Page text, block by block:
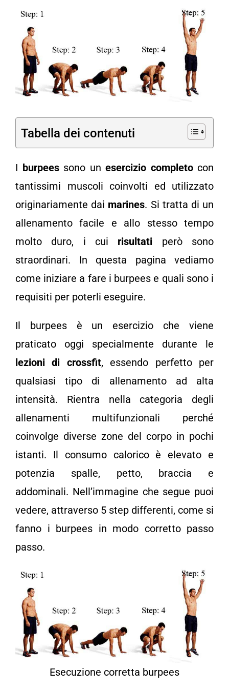
View
Larger
Image
Tabella dei contenuti
I burpeessono un esercizio completocon
tantissimi muscoli coinvolti ed utilizzato
originariamente dai marines. Si tratta di un
allenamento facile e allo stesso tempo
molto duro, i cui risultati però sono
straordinari. In questa pagina vediamo
come iniziare a fare i burpees e quali sono i
requisiti per poterli eseguire.
Il burpees è un esercizio che viene
praticato oggi specialmente durante le
lezioni di crossfit, essendo perfetto per
qualsiasi tipo di allenamento ad alta
intensità. Rientra nella categoria degli
allenamenti multifunzionali perché
coinvolge diverse zone del corpo in pochi
istanti. Il consumo calorico è elevato e
potenzia spalle, petto, braccia e
addominali. Nell’immagine che segue puoi
vedere, attraverso 5 step differenti, come si
fanno i burpees in modo corretto passo
passo.
Esecuzione corretta burpees